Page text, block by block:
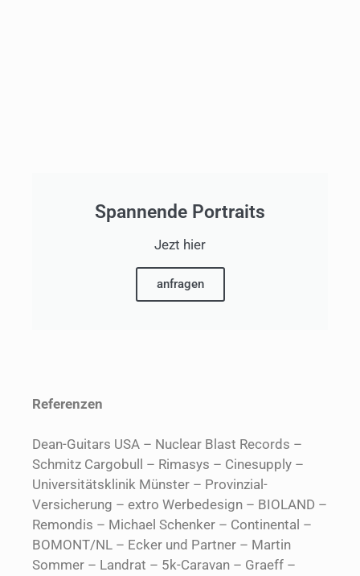
Spannende Portraits
Jezt hier
anfragen
Referenzen
Dean-Guitars USA – Nuclear Blast Records –
Schmitz Cargobull – Rimasys – Cinesupply –
Universitätsklinik Münster – Provinzial-
Versicherung – extro Werbedesign – BIOLAND –
Remondis – Michael Schenker – Continental –
BOMONT/NL – Ecker und Partner – Martin
Sommer – Landrat – 5k-Caravan – Graeff –